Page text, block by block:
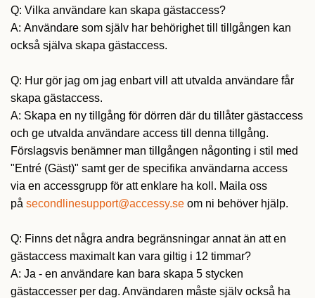
Q: Vilka användare kan skapa gästaccess?
A: Användare som själv har behörighet till tillgången kan
också själva skapa gästaccess.
Q: Hur gör jag om jag enbart vill att utvalda användare får
skapa gästaccess.
A: Skapa en ny tillgång för dörren där du tillåter gästaccess
och ge utvalda användare access till denna tillgång.
Förslagsvis benämner man tillgången någonting i stil med
"Entré (Gäst)" samt ger de specifika användarna access
via en accessgrupp för att enklare ha koll. Maila oss
på secondlinesupport@accessy.se om ni behöver hjälp.
Q: Finns det några andra begränsningar annat än att en
gästaccess maximalt kan vara giltig i 12 timmar?
A: Ja - en användare kan bara skapa 5 stycken
gästaccesser per dag. Användaren måste själv också ha